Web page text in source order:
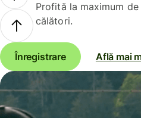
Profită la maximum
călători.
Înregistrare Află mai